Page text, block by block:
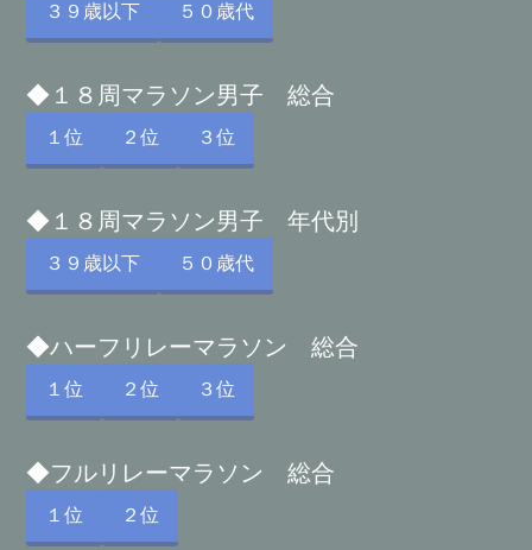
３９歳以下 ５０歳代
◆１８周マラソン男子 総合
１位 ２位 ３位
◆１８周マラソン男子 年代別
３９歳以下 ５０歳代
◆ハーフリレーマラソン 総合
１位 ２位 ３位
◆フルリレーマラソン 総合
１位 ２位